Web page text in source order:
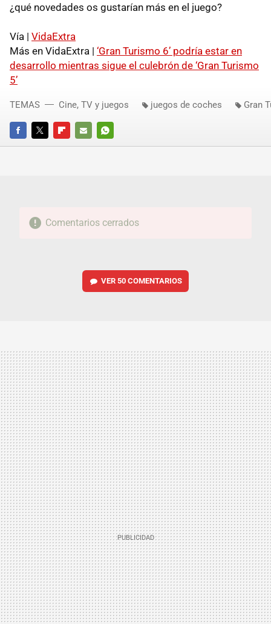
¿qué novedades os gustarían más en el juego?
Vía | VidaExtra
Más en VidaExtra | ‘Gran Turismo 6’ podría estar en
desarrollo mientras sigue el culebrón de ‘Gran Turismo
5’
FACEBOOKTWITTERFLIPBOARD
E-
WHATSAPP
TEMAS Cine, TV y juegos juegos de coches Gran
Comentarios cerrados
VER 50 COMENTARIOS